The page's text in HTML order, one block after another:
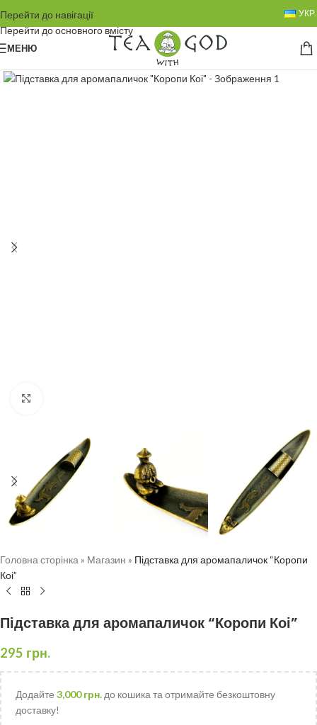
Перейти до навігації
Перейти до основного вмісту
УКР.
МЕНЮ
Головна сторінка » Магазин » Підставка для аромапаличок “Коропи
Коі”
Підставка для аромапаличок “Коропи Коі”
295 грн.
Додайте 3,000грн. до кошика та отримайте безкоштовну
доставку!